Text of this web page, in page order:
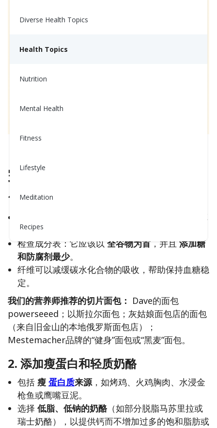
Diverse Health Topics
Health Topics
Nutrition
Mental Health
Fitness
Lifestyle
Meditation
Recipes
完美三明治的五大要素
1. 选择高纤维、天然面包
纤维。
检查成分表：它应该以 全谷物为首 ，并且 添加糖
和防腐剂最少。
纤维可以减缓碳水化合物的吸收，帮助保持血糖稳
定。
我们的营养师推荐的切片面包： Dave的面包
powerseeed；以斯拉尔面包；灰姑娘面包店的面包
（来自旧金山的本地俄罗斯面包店）；
Mestemacher品牌的“健身”面包或“黑麦”面包。
2. 添加瘦蛋白和轻质奶酪
包括 瘦 蛋白质来源，如烤鸡、火鸡胸肉、水浸金
枪鱼或鹰嘴豆泥。
选择 低脂、低钠的奶酪（如部分脱脂马苏里拉或
瑞士奶酪），以提供钙而不增加过多的饱和脂肪或